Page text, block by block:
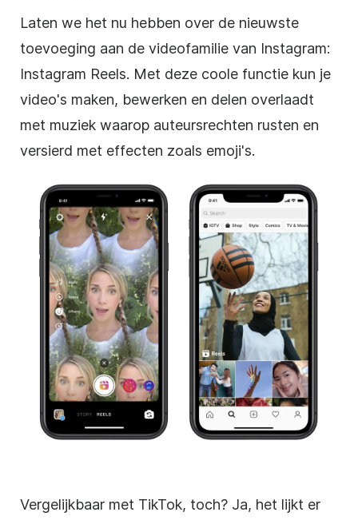
Laten we het nu hebben over de nieuwste
toevoeging aan de videofamilie van Instagram:
Instagram Reels. Met deze coole functie kun je
video's maken, bewerken en delen overlaadt
met muziek waarop auteursrechten rusten en
versierd met effecten zoals emoji's.
Vergelijkbaar met TikTok, toch? Ja, het lijkt er